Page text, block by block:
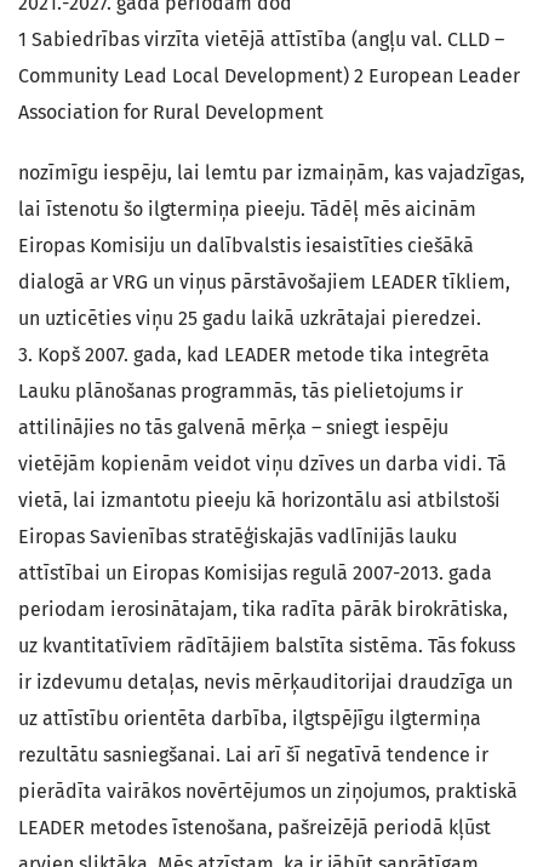
1 Sabiedrības virzīta vietējā attīstība (angļu val. CLLD –
Community Lead Local Development) 2 European Leader
Association for Rural Development
nozīmīgu iespēju, lai lemtu par izmaiņām, kas vajadzīgas,
lai īstenotu šo ilgtermiņa pieeju. Tādēļ mēs aicinām
Eiropas Komisiju un dalībvalstis iesaistīties ciešākā
dialogā ar VRG un viņus pārstāvošajiem LEADER tīkliem,
un uzticēties viņu 25 gadu laikā uzkrātajai pieredzei.
3. Kopš 2007. gada, kad LEADER metode tika integrēta
Lauku plānošanas programmās, tās pielietojums ir
attilinājies no tās galvenā mērķa – sniegt iespēju
vietējām kopienām veidot viņu dzīves un darba vidi. Tā
vietā, lai izmantotu pieeju kā horizontālu asi atbilstoši
Eiropas Savienības stratēģiskajās vadlīnijās lauku
attīstībai un Eiropas Komisijas regulā 2007-2013. gada
periodam ierosinātajam, tika radīta pārāk birokrātiska,
uz kvantitatīviem rādītājiem balstīta sistēma. Tās fokuss
ir izdevumu detaļas, nevis mērķauditorijai draudzīga un
uz attīstību orientēta darbība, ilgtspējīgu ilgtermiņa
rezultātu sasniegšanai. Lai arī šī negatīvā tendence ir
pierādīta vairākos novērtējumos un ziņojumos, praktiskā
LEADER metodes īstenošana, pašreizējā periodā kļūst